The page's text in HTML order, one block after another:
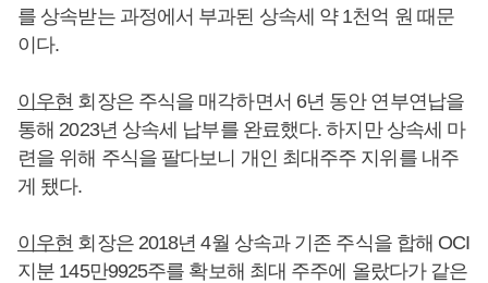
를 상속받는 과정에서 부과된 상속세 약 1천억 원 때문
이다.
이우현 회장은 주식을 매각하면서 6년 동안 연부연납을
통해 2023년 상속세 납부를 완료했다. 하지만 상속세 마
련을 위해 주식을 팔다보니 개인 최대주주 지위를 내주
게 됐다.
이우현 회장은 2018년 4월 상속과 기존 주식을 합해 OCI
지분 145만9925주를 확보해 최대 주주에 올랐다가 같은